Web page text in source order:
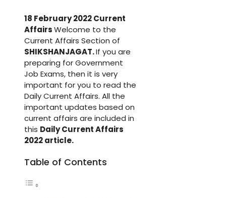
18 February 2022 Current
AffairsWelcome to the
Current Affairs Section of
SHIKSHANJAGAT.If you are
preparing for Government
Job Exams, then it is very
important for you to read the
Daily Current Affairs. All the
important updates based on
current affairs are included in
this Daily Current Affairs
2022 article.
Table of Contents